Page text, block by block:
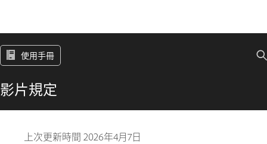
使用手冊
影片規定
上次更新時間 2026年4月7日